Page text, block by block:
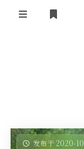
关于
政策
无线电资料
发布于 2020-